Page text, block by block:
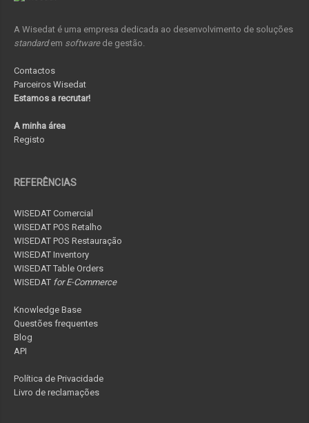
A Wisedat é uma empresa dedicada ao desenvolvimento de soluções
standardem softwarede gestão.
Contactos
Parceiros Wisedat
Estamos a recrutar!
A minha área
Registo
REFERÊNCIAS
WISEDAT Comercial
WISEDAT POS Retalho
WISEDAT POS Restauração
WISEDAT Inventory
WISEDAT Table Orders
WISEDAT for E-Commerce
Knowledge Base
Questões frequentes
Blog
API
Política de Privacidade
Livro de reclamações